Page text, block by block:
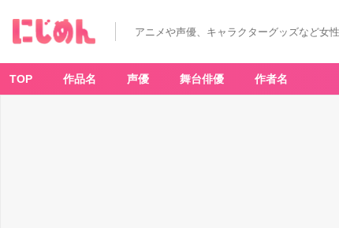
アニメや声優、キャラクターグッズなど女
TOP 作品名 声優 舞台俳優 作者名